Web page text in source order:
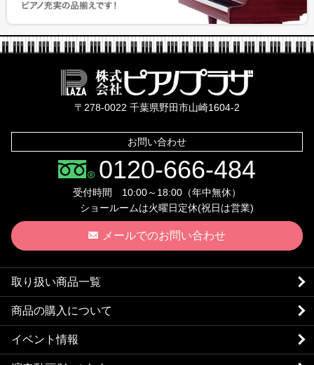
〒278-0022 千葉県野田市山崎1604-2
お問い合わせ
0120-666-484
受付時間 10:00～18:00（年中無休）
ショールームは火曜日定休(祝日は営業)
メールでのお問い合わせ
取り扱い商品一覧
商品の購入について
イベント情報